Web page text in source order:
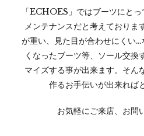
「ECHOES」ではブーツにと
メンテナンスだと考えておりま
が重い、見た目が合わせにくい
くなったブーツ等、ソール交換
マイズする事が出来ます。そん
作るお手伝いが出来れば
お気軽にご来店、お問